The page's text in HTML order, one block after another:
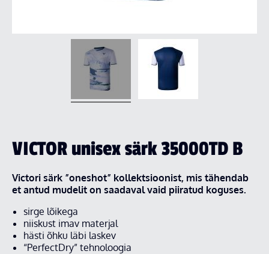
VICTOR unisex särk 35000TD B
Victori särk ”oneshot” kollektsioonist, mis tähendab
et antud mudelit on saadaval vaid piiratud koguses.
sirge lõikega
niiskust imav materjal
hästi õhku läbi laskev
“PerfectDry” tehnoloogia